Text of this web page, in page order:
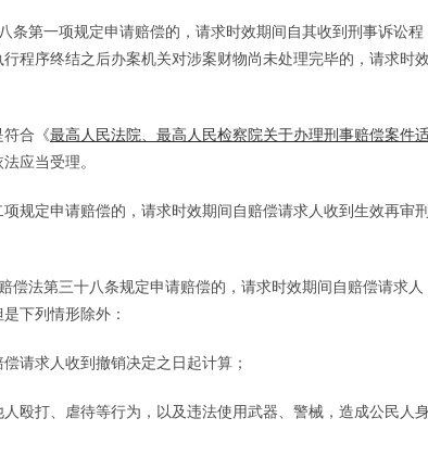
第一项规定申请赔偿的，请求时效期间自其收到刑事诉讼程
程序终结之后办案机关对涉案财物尚未处理完毕的，请求时效
合《最高人民法院、最高人民检察院关于办理刑事赔偿案件
应当受理。
定申请赔偿的，请求时效期间自赔偿请求人收到生效再审刑
法第三十八条规定申请赔偿的，请求时效期间自赔偿请求人
下列情形除外：
求人收到撤销决定之日起计算；
打、虐待等行为，以及违法使用武器、警械，造成公民人